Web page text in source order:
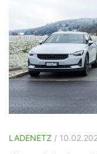
LADENETZ /